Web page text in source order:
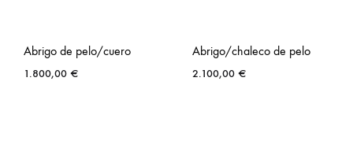
Abrigo de pelo/cuero
1.800,00 €
Abrigo/chaleco de pelo
2.100,00 €